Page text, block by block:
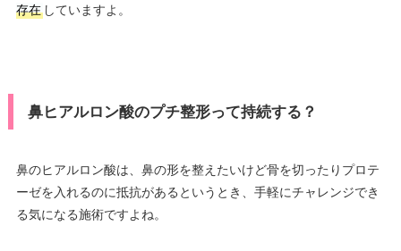
存在していますよ。
鼻ヒアルロン酸のプチ整形って持続する？
鼻のヒアルロン酸は、鼻の形を整えたいけど骨を切ったりプロテ
ーゼを入れるのに抵抗があるというとき、手軽にチャレンジでき
る気になる施術ですよね。